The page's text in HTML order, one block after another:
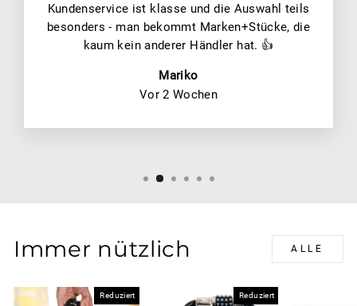
Kundenservice ist klasse und die Auswahl teils
besonders - man bekommt Marken+Stücke, die
kaum kein anderer Händler hat. 👍
Mariko
Vor 2 Wochen
Immer nützlich ALLE
Reduziert Reduziert